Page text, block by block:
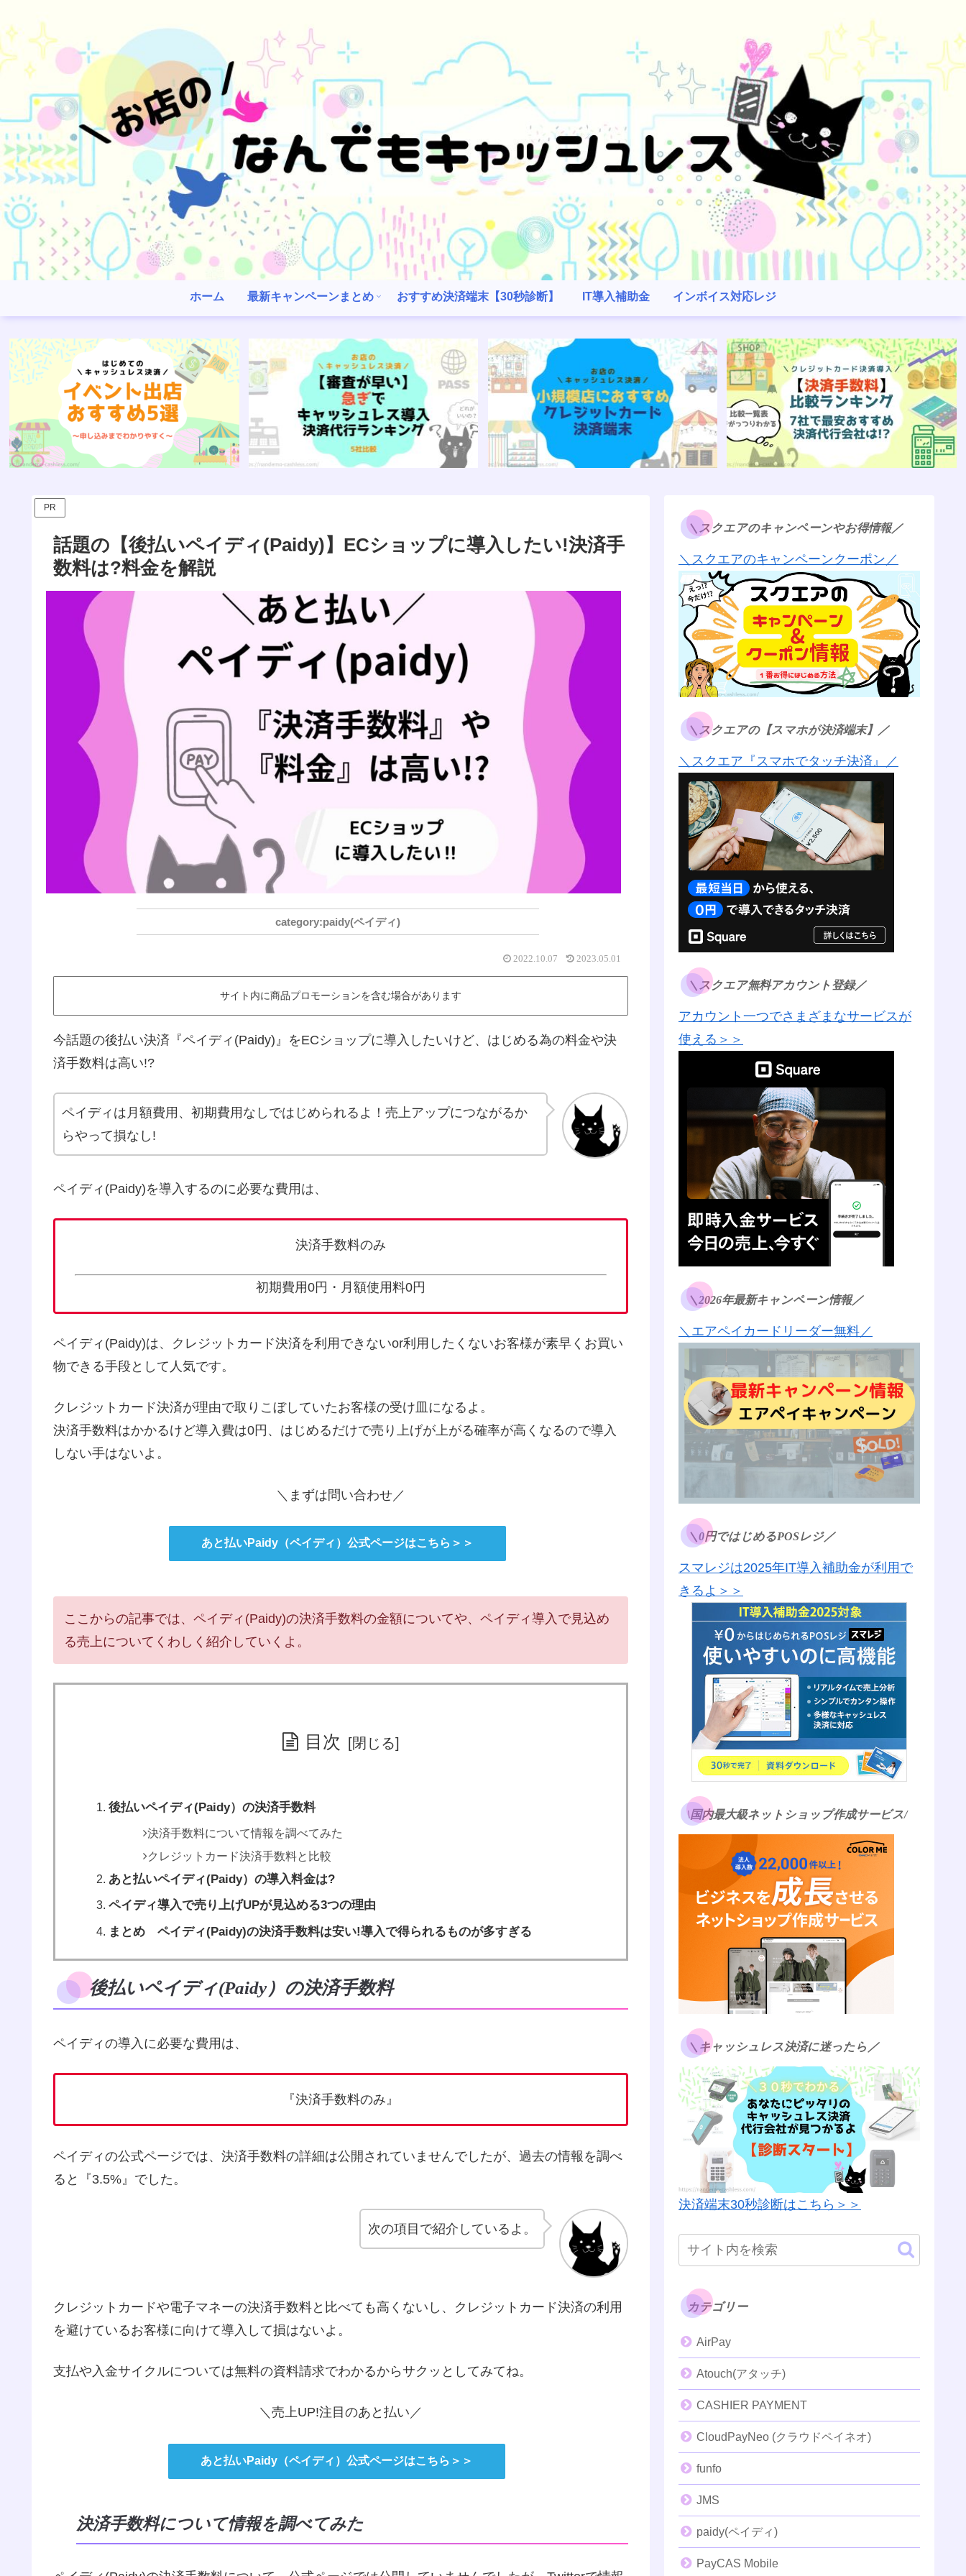
ホーム 最新キャンペーンまとめ おすすめ決済端末【30秒診断】 IT導入補助金 インボイス対応レジ
PR
話題の【後払いペイディ(Paidy)】ECショップに導入したい!決済手
数料は?料金を解説
paidy(ペイディ)
2022.10.07 2023.05.01
サイト内に商品プロモーションを含む場合があります
今話題の後払い決済『ペイディ(Paidy)』をECショップに導入したいけど、はじめる為の料金や決
済手数料は高い!?
ペイディは月額費用、初期費用なしではじめられるよ！売上アップにつながるか
らやって損なし!
ペイディ(Paidy)を導入するのに必要な費用は、
決済手数料のみ
初期費用0円・月額使用料0円
ペイディ(Paidy)は、クレジットカード決済を利用できないor利用したくないお客様が素早くお買い
物できる手段として人気です。
クレジットカード決済が理由で取りこぼしていたお客様の受け皿になるよ。
決済手数料はかかるけど導入費は0円、はじめるだけで売り上げが上がる確率が高くなるので導入
しない手はないよ。
＼まずは問い合わせ／
あと払いPaidy（ペイディ）公式ページはこちら＞＞
ここからの記事では、ペイディ(Paidy)の決済手数料の金額についてや、ペイディ導入で見込め
る売上についてくわしく紹介していくよ。
目次
後払いペイディ(Paidy）の決済手数料
決済手数料について情報を調べてみた
クレジットカード決済手数料と比較
あと払いペイディ(Paidy）の導入料金は?
ペイディ導入で売り上げUPが見込める3つの理由
まとめ ペイディ(Paidy)の決済手数料は安い!導入で得られるものが多すぎる
後払いペイディ(Paidy）の決済手数料
ペイディの導入に必要な費用は、
『決済手数料のみ』
ペイディの公式ページでは、決済手数料の詳細は公開されていませんでしたが、過去の情報を調べ
ると『3.5%』でした。
次の項目で紹介しているよ。
クレジットカードや電子マネーの決済手数料と比べても高くないし、クレジットカード決済の利用
を避けているお客様に向けて導入して損はないよ。
支払や入金サイクルについては無料の資料請求でわかるからサクッとしてみてね。
＼売上UP!注目のあと払い／
あと払いPaidy（ペイディ）公式ページはこちら＞＞
決済手数料について情報を調べてみた
＼スクエアのキャンペーンやお得情報／
＼スクエアのキャンペーンクーポン／
＼スクエアの【スマホが決済端末】／
＼スクエア『スマホでタッチ決済』／
＼スクエア無料アカウント登録／
アカウント一つでさまざまなサービスが
使える＞＞
＼2026年最新キャンペーン情報／
＼エアペイカードリーダー無料／
＼0円ではじめるPOSレジ／
スマレジは2025年IT導入補助金が利用で
きるよ＞＞
\国内最大級ネットショップ作成サービス/
＼キャッシュレス決済に迷ったら／
決済端末30秒診断はこちら＞＞
カテゴリー
AirPay
Atouch(アタッチ)
CASHIER PAYMENT
CloudPayNeo (クラウドペイネオ)
funfo
JMS
paidy(ペイディ)
PayCAS Mobile